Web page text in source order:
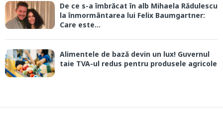
De ce s-a îmbrăcat în alb Mihaela Rădulescu
la înmormântarea lui Felix Baumgartner:
Care este...
Alimentele de bază devin un lux! Guvernul
taie TVA-ul redus pentru produsele agricole